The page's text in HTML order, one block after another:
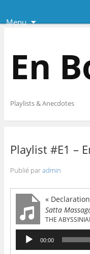
Menu
En
Playlists & Anecdotes
Playlist #E1 –
Publié paradmin
«
Satta
THE
Lecteur
audio
00:00